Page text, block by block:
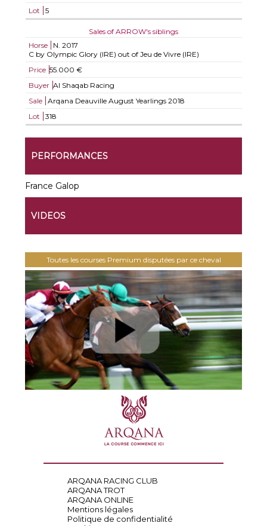
Lot
5
Sales of ARROW's siblings
Horse
N. 2017
C by Olympic Glory (IRE) out of Jeu de Vivre (IRE)
Price 55.000 €
Buyer Al Shaqab Racing
Sale
Arqana Deauville August Yearlings 2018
Lot
318
PERFORMANCES
France Galop
VIDEOS
Toutes les courses Premium disputées par ce cheval
ARQANA RACING CLUB
ARQANA TROT
ARQANA ONLINE
Mentions légales
Politique de confidentialité